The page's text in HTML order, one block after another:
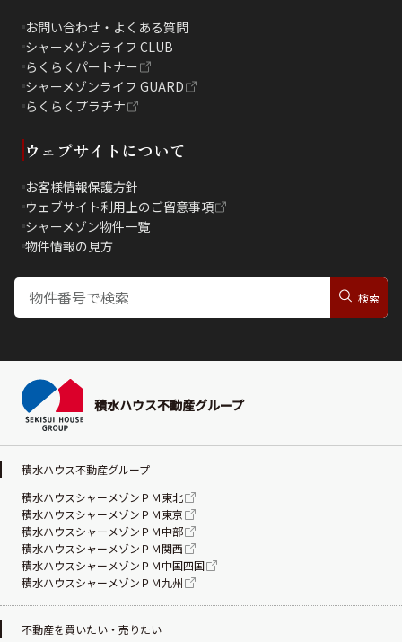
お問い合わせ・よくある質問
シャーメゾンライフ CLUB
らくらくパートナー
シャーメゾンライフ GUARD
らくらくプラチナ
ウェブサイトについて
お客様情報保護方針
ウェブサイト利用上のご留意事項
シャーメゾン物件一覧
物件情報の見方
積水ハウス不動産グループ
積水ハウス不動産グループ
積水ハウスシャーメゾンＰＭ東北
積水ハウスシャーメゾンＰＭ東京
積水ハウスシャーメゾンＰＭ中部
積水ハウスシャーメゾンＰＭ関西
積水ハウスシャーメゾンＰＭ中国四国
積水ハウスシャーメゾンＰＭ九州
不動産を買いたい・売りたい